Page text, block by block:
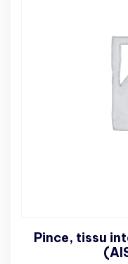
Pince, tissu